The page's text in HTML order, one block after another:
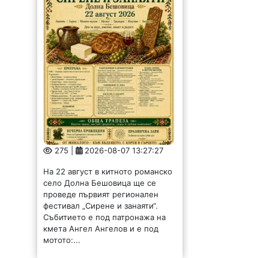
мотото:...
Обсъдиха опазването
на околната среда в
Монтанско
86 | 2026-08-07 13:22:00
Областният управител на